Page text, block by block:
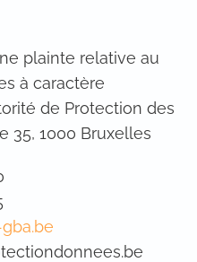
plainte relative au
à caractère
de Protection des
35, 1000 Bruxelles